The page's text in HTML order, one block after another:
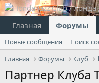
Главная Форумы
Новые сообщения
Поиск
Главная
Форумы Клуб
Партнер Клуба